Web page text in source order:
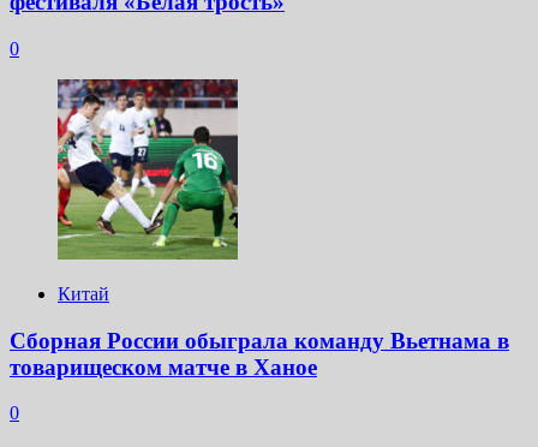
0
Китай
Сборная России обыграла команду Вьетнама в
товарищеском матче в Ханое
0